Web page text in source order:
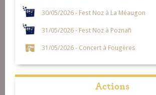
30/05/2026 - Fest Noz à La Méaugon
31/05/2026 - Fest Noz à Poznañ
31/05/2026 - Concert à Fougères
Actions